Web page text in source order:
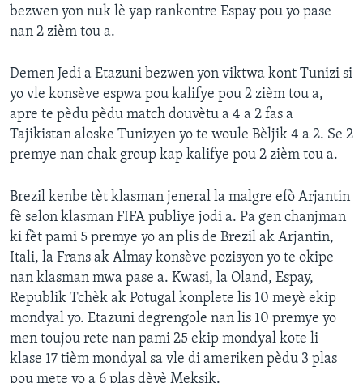
bezwen yon nuk lè yap rankontre Espay pou yo pase
nan 2 zièm tou a.
Demen Jedi a Etazuni bezwen yon viktwa kont Tunizi si
yo vle konsève espwa pou kalifye pou 2 zièm tou a,
apre te pèdu pèdu match douvètu a 4 a 2 fas a
Tajikistan aloske Tunizyen yo te woule Bèljik 4 a 2. Se 2
premye nan chak group kap kalifye pou 2 zièm tou a.
Brezil kenbe tèt klasman jeneral la malgre efò Arjantin
fè selon klasman FIFA publiye jodi a. Pa gen chanjman
ki fèt pami 5 premye yo an plis de Brezil ak Arjantin,
Itali, la Frans ak Almay konsève pozisyon yo te okipe
nan klasman mwa pase a. Kwasi, la Oland, Espay,
Republik Tchèk ak Potugal konplete lis 10 meyè ekip
mondyal yo. Etazuni degrengole nan lis 10 premye yo
men toujou rete nan pami 25 ekip mondyal kote li
klase 17 tièm mondyal sa vle di ameriken pèdu 3 plas
pou mete yo a 6 plas dèyè Meksik.